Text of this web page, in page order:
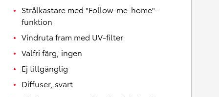
Strålkastare med "Follow-me-home"-
funktion
Vindruta fram med UV-filter
Valfri färg, ingen
Ej tillgänglig
Diffuser, svart